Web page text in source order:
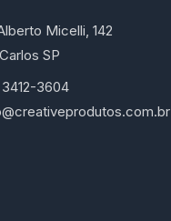
Micelli, 142
SP
3412-3604